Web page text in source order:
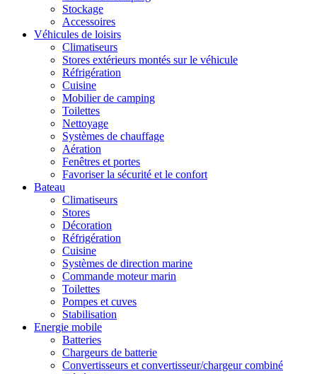
Stockage
Accessoires
Véhicules de loisirs
Climatiseurs
Stores extérieurs montés sur le véhicule
Réfrigération
Cuisine
Mobilier de camping
Toilettes
Nettoyage
Systèmes de chauffage
Aération
Fenêtres et portes
Favoriser la sécurité et le confort
Bateau
Climatiseurs
Stores
Décoration
Réfrigération
Cuisine
Systèmes de direction marine
Commande moteur marin
Toilettes
Pompes et cuves
Stabilisation
Energie mobile
Batteries
Chargeurs de batterie
Convertisseurs et convertisseur/chargeur combiné